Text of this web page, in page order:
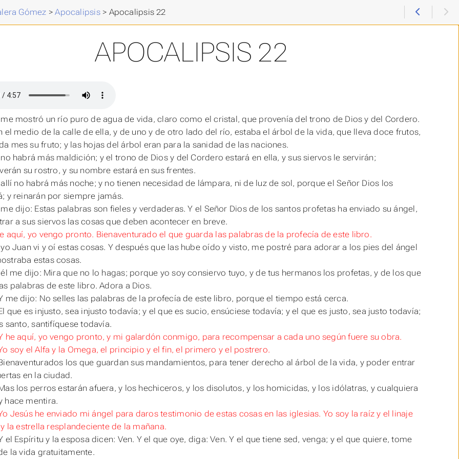
Gómez >Apocalipsis> Apocalipsis 22
APOCALIPSIS 22
me mostró un río puro de agua de vida, claro como el cristal, que provenía del trono de Dios y del Cordero.
el medio de la calle de ella, y de uno y de otro lado del río, estaba el árbol de la vida, que lleva doce frutos,
mes su fruto; y las hojas del árbol eran para la sanidad de las naciones.
no habrá más maldición; y el trono de Dios y del Cordero estará en ella, y sus siervos le servirán;
su rostro, y su nombre estará en sus frentes.
allí no habrá más noche; y no tienen necesidad de lámpara, ni de luz de sol, porque el Señor Dios los
y reinarán por siempre jamás.
dijo: Estas palabras son fieles y verdaderas. Y el Señor Dios de los santos profetas ha enviado su ángel,
a sus siervos las cosas que deben acontecer en breve.
aquí, yo vengo pronto. Bienaventurado el que guarda las palabras de la profecía de este libro.
Juan vi y oí estas cosas. Y después que lashube oído y visto, me postré para adorar a los pies del ángel
estas cosas.
me dijo: Mira que no lo hagas; porque yo soy consiervo tuyo, y de tus hermanos los profetas, y de los que
palabras de este libro. Adora a Dios.
me dijo: No selles las palabras de la profecía de este libro, porque el tiempo está cerca.
que es injusto, sea injusto todavía; y el que es sucio, ensúciese todavía; y el que es justo, sea justo todavía;
santo, santifíquese todavía.
he aquí, yo vengo pronto, y mi galardón conmigo, para recompensar a cada uno según fuere su obra.
soy el Alfa y la Omega, el principio y el fin, el primero y el postrero.
los que guardan sus mandamientos, para tener derecho al árbol de la vida, y poder entrar
en la ciudad.
los perros estarán afuera, y los hechiceros, y los disolutos, y los homicidas, y los idólatras, y cualquiera
hace mentira.
Jesús he enviado mi ángel para daros testimonio de estas cosas en las iglesias. Yo soy la raíz y el linaje
la estrella resplandeciente de la mañana.
el Espíritu y la esposa dicen: Ven. Y el que oye, diga: Ven. Y el que tiene sed, venga; y el que quiere, tome
la vida gratuitamente.